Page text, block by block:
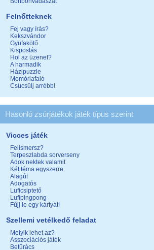
Felnőtteknek
Fej vagy írás?
Kekszvándor
Gyufakötő
Kispostás
Hol az üzenet?
A harmadik
Házipuzzle
Memóriafaló
Csücsülj arrébb!
Hasonló zsúrjátékok játék típus szerint
Vicces játék
Felismersz?
Terpeszlabda sorverseny
Adok nektek valamit
Két téma egyszerre
Alagút
Adogatós
Luficsiptető
Lufipingpong
Fújj le egy kártyát!
Szellemi vetélkedő feladat
Melyik lehet az?
Asszociációs játék
Betűrács